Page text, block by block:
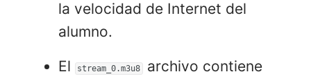
la velocidad de Internet del
alumno.
El
stream_0.m3u8 archivo contiene